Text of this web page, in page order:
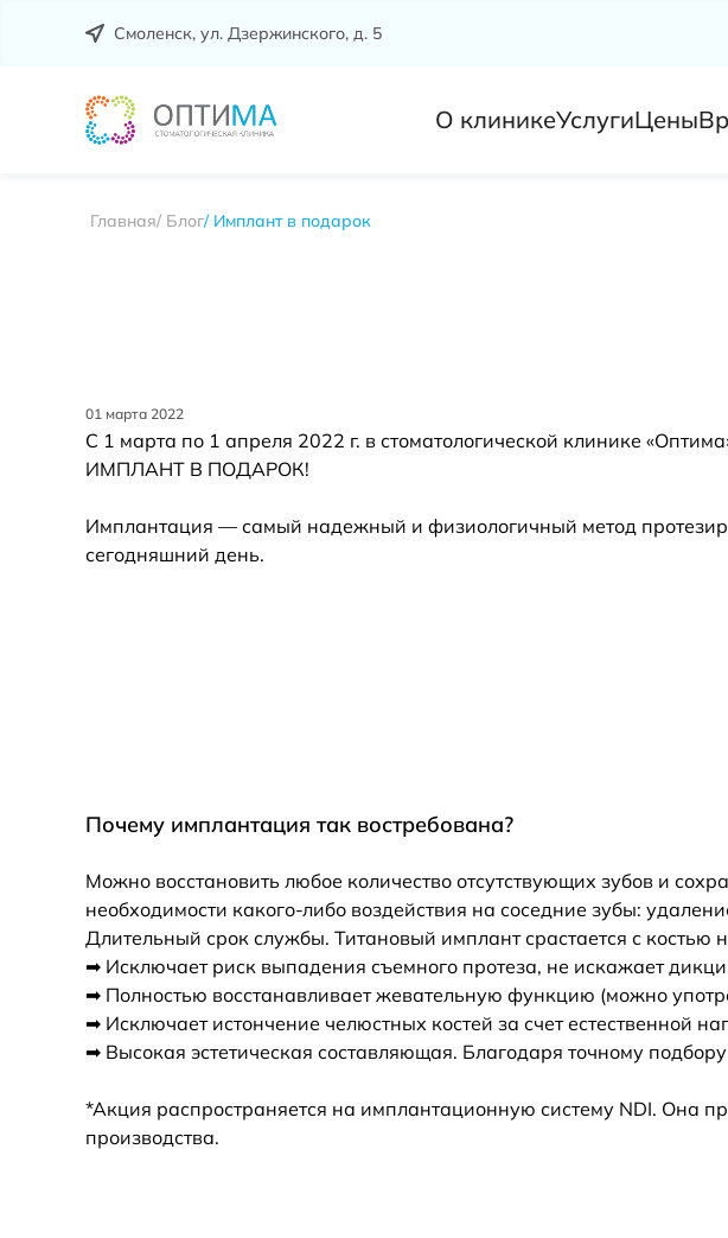
Смоленск, ул. Дзержинского, д. 5
О клиникеУслугиЦены
Главная Блог Имплант в подарок
01 марта 2022
С 1 марта по 1 апреля 2022 г. в стоматологической клинике
ИМПЛАНТ В ПОДАРОК!
Имплантация — самый надежный и физиологичный метод
сегодняшний день.
Почему имплантация так востребована?
Можно восстановить любое количество отсутствующих зубов и
необходимости какого-либо воздействия на соседние зубы:
Длительный срок службы. Титановый имплант срастается с костью
➡ Исключает риск выпадения съемного протеза, не искажает
➡ Полностью восстанавливает жевательную функцию (можно
➡ Исключает истончение челюстных костей за счет естественной
➡ Высокая эстетическая составляющая. Благодаря точному
*Акция распространяется на имплантационную систему NDI. Она
производства.